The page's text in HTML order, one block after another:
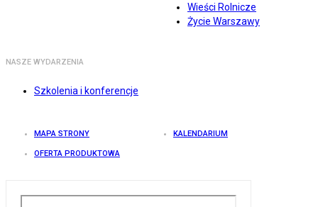
Wieści Rolnicze
Życie Warszawy
NASZE WYDARZENIA
Szkolenia i konferencje
MAPA STRONY KALENDARIUM
OFERTA PRODUKTOWA